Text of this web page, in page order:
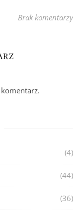
Brak komentarzy
(4)
(44)
(36)